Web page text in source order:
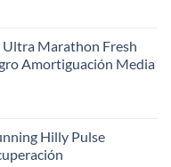
Ultra Marathon Fresh
Amortiguación Media
Hilly Pulse